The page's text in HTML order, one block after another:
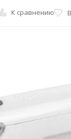
К сравнению